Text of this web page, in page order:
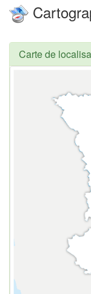
Carte de